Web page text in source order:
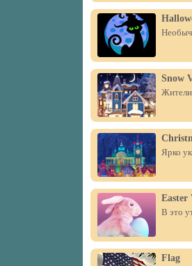
Snow
Жители
Ярко
Easter
В это
Flag